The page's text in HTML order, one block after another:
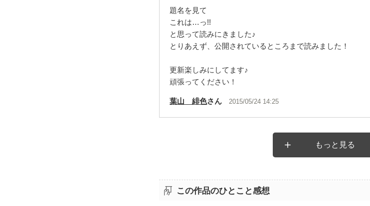
題名を見て
これは…っ!!
と思って読みにきました♪
とりあえず、公開されているところまで読みました！
更新楽しみにしてます♪
頑張ってください！
葉山 緋色さん 2015/05/24 14:25
もっと見る
この作品のひとこと感想